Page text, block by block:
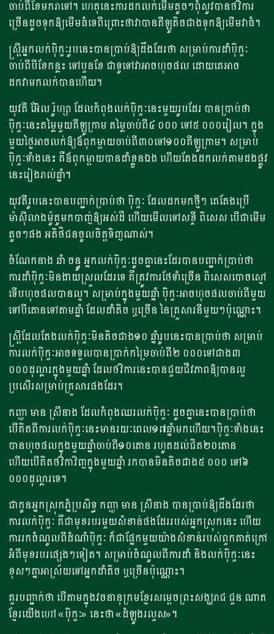
ចាប់ពីខែមករាទៅ។ ហេតុនេះការដកលក់មើមតូចៗពុំសូវបានថវិការ
ច្រើនដូចទុកឱ្យមើមធំទេពីព្រោះថាវាបានគីឡូតិចជាងទុកឱ្យមើមវាធំ។
ស្រ្តីអ្នកលក់ប៉ិកួៈរូបនេះបានប្រាប់ឱ្យដឹងដែរថា សម្រាប់ការដាំប៉ិកួៈ
ចាប់ពីបីខែកន្លះ ទៅបួនខែ ជាទូទៅវាអាចហុចផល ដោយគេអាច
ដកវាមកលក់បានហើយ។
យុវតី អ៊ែល រ៉ូហ្សា ដែលកំពុងលក់ប៉ិកួៈនេះមួយរូបដែរ បានប្រាប់ថា
ប៉ិកួៈនេះតម្លៃមួយគីឡូក្រាម តម្លៃចាប់ពី៤ ០០០ ទៅ៥ ០០០រៀល។ ក្នុង
មួយថ្ងៃអាចលក់ឱ្យឪពុកម្តាយចាប់ពី៣០ទៅ១០០គីឡូក្រាម។ សម្រាប់
ប៉ិកួៈទាំងនេះ គឺឪពុកម្តាយបានដាំខ្លួនឯង ហើយតែងដកលក់តាមដងផ្លូវ
នេះរៀងរាល់ឆ្នាំ។
យុវតីរូបនេះបានបញ្ជាក់ប្រាប់ថា ប៉ិកួៈ ដែលដកមកថ្មីៗ គេតែងប្រើ
ម៉ាស៊ីលាងម៉ូតូមកបាញ់ឱ្យអស់ដី ហើយមើលទៅសខ្ចី ពិសេស បើជាមើម
តូចៗផង អតិថិជនចូលចិត្តទិញណាស់។
ចំណែកនាង ឆាំ ចន្ធូ អ្នកលក់ប៉ិកួៈដូចគ្នានេះដែរបានបញ្ជាក់ប្រាប់ថា
ការដាំប៉ិកួៈមិនងាយស្រួលដែរទេ គឺត្រូវការថែទាំច្រើន ពិសេសបោចស្មៅ
ទើបហុចផលបានល្អ។ សម្រាប់ក្នុងមួយឆ្នាំ ប៉ិកួៈអាចហុចផលចាប់ពីមួយ
ទៅបីតោនទៅតាមឆ្នាំ ដែលដាំតិច ឬច្រើន នៃគ្រួសារនីមួយៗប៉ុណ្ណោះ។
ស្រ្តីដែលតែងលក់ប៉ិកួៈមិនតិចជាង១០ ឆ្នាំរូបនេះបានប្រាប់ថា សម្រាប់
ការលក់ប៉ិកួៈអាចទទួលបានប្រាក់កម្រៃចាប់ពី២ ០០០ទៅជាង៣
០០០ដុល្លារក្នុងមួយឆ្នាំ ដែលថវិការនេះបានជួយជីវភាពឱ្យបានល្អ
ប្រសើរសម្រាប់គ្រួសារផងដែរ។
កញ្ញា មាន ស្រីនាង ដែលកំពុងឈរលក់ប៉ិកួៈ ដូចគ្នានេះបានប្រាប់ថា
បើគិតពីការលក់ប៉ិកួៈនេះមានរយៈពេល១៧ឆ្នាំមកហើយ។ប៉ិកួៈទាំងនេះ
បានហុចផលក្នុងមួយឆ្នាំចាប់ពី១០តោន រហូតដល់ជិត២០តោន
ហើយបើគិតថវិកាវិញក្នុងមួយឆ្នាំ រកបានមិនតិចជាង៥ ០០០ ទៅ៦
០០០ដុល្លារទេ។
ជាកូនអ្នកស្រុកភ្នំប្រសិទ្ធ កញ្ញា មាន ស្រីនាង បានប្រាប់ឱ្យដឹងដែរថា
ការលក់ប៉ិកួៈ គឺជាមុខរបរមួយសំខាន់ផងដែររបស់អ្នកស្រុកនេះ ហើយ
ការរកចំណូលពីដំណាំប៉ិកួៈ ក៏ជាផ្នែកមួយយ៉ាងសំខាន់របស់ពួកគាត់ក្រៅ
អំពីមុខរបរផ្សេងៗទៀត។ សម្រាប់ចំណូលពីការដាំ និងលក់ប៉ិកួៈនេះ
ខុសៗគ្នាអាស្រ័យទៅអ្នកដាំតិច ឬច្រើនប៉ុណ្ណោះ។
គួរបញ្ជាក់ថា​ បើតាម​ក្នុង​វចនានុក្រម​ខ្មែរ​សម្តេចព្រះសង្ឃរាជ ជួន ណាត
ខ្មែរ​យើង​ហៅ «​ប៉ិកួៈ​» នេះ​ថា «​ដំឡូង​រលួស​»​។ ​